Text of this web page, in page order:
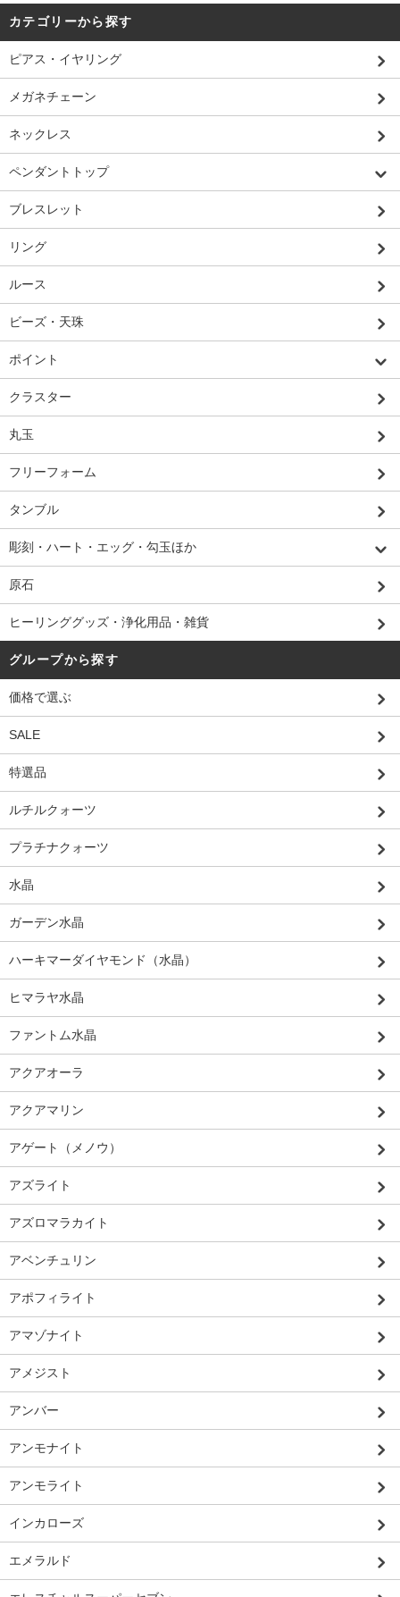
カテゴリーから探す
ピアス・イヤリング
メガネチェーン
ネックレス
ペンダントトップ
ブレスレット
リング
ルース
ビーズ・天珠
ポイント
クラスター
丸玉
フリーフォーム
タンブル
彫刻・ハート・エッグ・勾玉ほか
原石
ヒーリンググッズ・浄化用品・雑貨
グループから探す
価格で選ぶ
SALE
特選品
ルチルクォーツ
プラチナクォーツ
水晶
ガーデン水晶
ハーキマーダイヤモンド（水晶）
ヒマラヤ水晶
ファントム水晶
アクアオーラ
アクアマリン
アゲート（メノウ）
アズライト
アズロマラカイト
アベンチュリン
アポフィライト
アマゾナイト
アメジスト
アンバー
アンモナイト
アンモライト
インカローズ
エメラルド